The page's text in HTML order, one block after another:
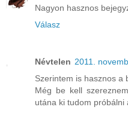
Nagyon hasznos
Válasz
Névtelen 2011.
Szerintem is hasznos a
Még be kell
utána ki tudom